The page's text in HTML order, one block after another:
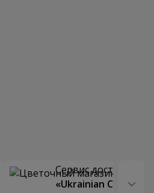
Сервис доставки
«Ukrainian Choice»